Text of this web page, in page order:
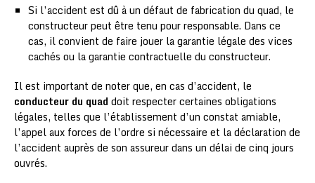
Si l’accident est dû à un défaut de fabrication du quad, le
constructeur peut être tenu pour responsable. Dans ce
cas, il convient de faire jouer la garantie légale des vices
cachés ou la garantie contractuelle du constructeur.
Il est important de noter que, en cas d’accident, le
conducteur du quad doit respecter certaines obligations
légales, telles que l’établissement d’un constat amiable,
l’appel aux forces de l’ordre si nécessaire et la déclaration de
l’accident auprès de son assureur dans un délai de cinq jours
ouvrés.